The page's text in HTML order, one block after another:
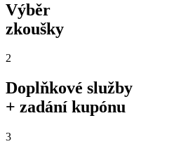
Výběr
zkoušky
2
Doplňkové služby
+ zadání kupónu
3